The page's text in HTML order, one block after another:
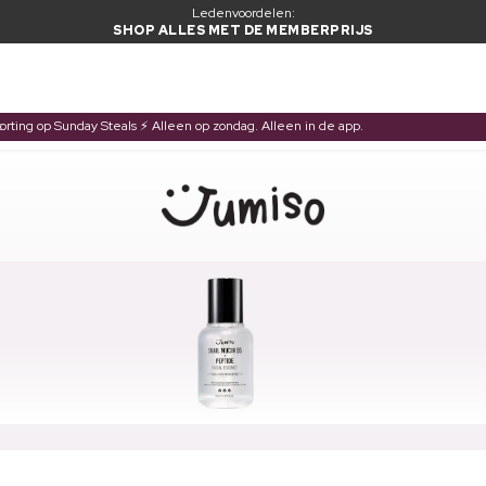
Ledenvoordelen:
SHOP ALLES MET DE MEMBERPRIJS
op Sunday Steals ⚡ Alleen op zondag. Alleen in de app.